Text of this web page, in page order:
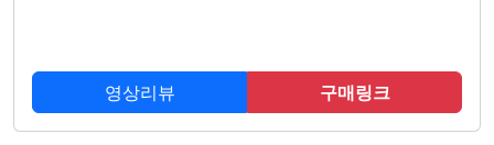
영상리뷰 구매링크